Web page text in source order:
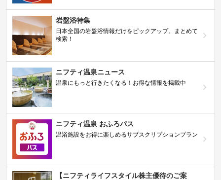
岩盤浴特集
日本全国の岩盤浴情報だけをピックアップ。まとめて
検索！
ニフティ温泉ニュース
温泉にもっと行きたくなる！お得な情報を掲載中
ニフティ温泉 おふろパス
温浴施設をお得に楽しめるサブスクリプションプラン
【ニフティライフスタイル株主優待のご案